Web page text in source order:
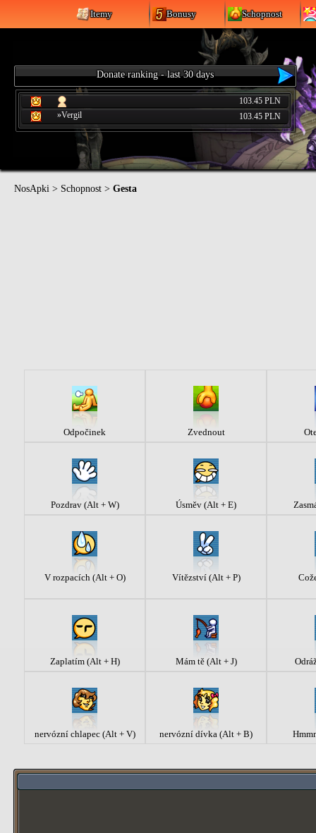
Itemy Bonusy Schopnost
Donate ranking - last 30 days
103.45 PLN
»Vergil
103.45 PLN
NosApki > Schopnost > Gesta
Odpočinek Zvednout
Pozdrav (Alt + W) Úsměv (Alt + E)
V rozpacích (Alt + O) Vítězství (Alt + P)
Zaplatím (Alt + H) Mám tě (Alt + J)
nervózní chlapec (Alt + V) nervózní dívka (Alt + B)